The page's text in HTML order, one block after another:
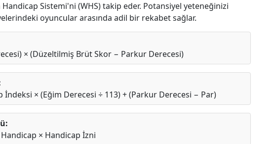
Sistemi'ni (WHS) takip eder. Potansiyel yeteneğinizi
oyuncular arasında adil bir rekabet sağlar.
× (Düzeltilmiş Brüt Skor − Parkur Derecesi)
× (Eğim Derecesi ÷ 113) + (Parkur Derecesi − Par)
× Handicap İzni